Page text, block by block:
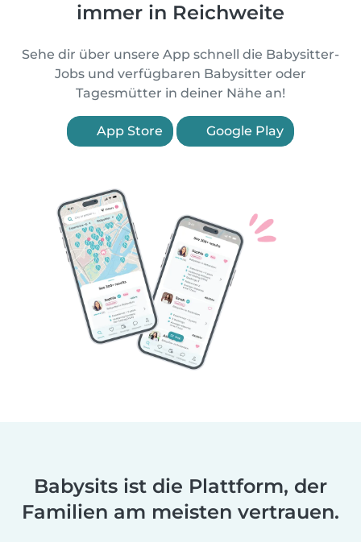
immer in Reichweite
Sehe dir über unsere App schnell die Babysitter-
Jobs und verfügbaren Babysitter oder
Tagesmütter in deiner Nähe an!
App Store Google Play
Babysits ist die Plattform, der
Familien am meisten vertrauen.